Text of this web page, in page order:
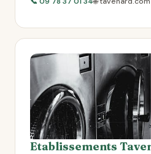
Etablissements